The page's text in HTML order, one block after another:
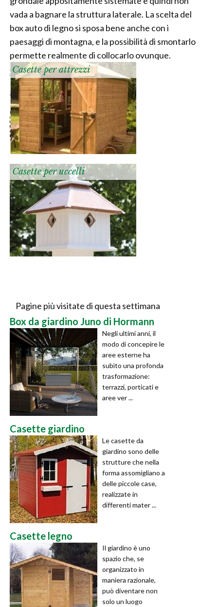
vada a bagnare la struttura laterale. La scelta del
box auto di legno si sposa bene anche con i
paesaggi di montagna, e la possibilità di smontarlo
permette realmente di collocarlo ovunque.
Casette per attrezzi
Casette per uccelli
Pagine più visitate di questa settimana
Box da giardino Juno di Hormann
Negli ultimi anni, il
modo di concepire le
aree esterne ha
subìto una profonda
trasformazione:
terrazzi, porticati e
aree ver ...
Casette giardino
Le casette da
giardino sono delle
strutture che nella
forma assomigliano a
delle piccole case,
realizzate in
differenti mater ...
Casette legno
Il giardino è uno
spazio che, se
organizzato in
maniera razionale,
può diventare non
solo un luogo